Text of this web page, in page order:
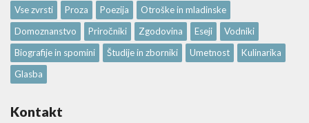
Vse zvrsti Proza Poezija
Otroške in mladinske
Domoznanstvo
Priročniki Zgodovina Eseji
Vodniki
Biografije in spomini
Študije in zborniki Umetnost
Kulinarika
Glasba
Kontakt